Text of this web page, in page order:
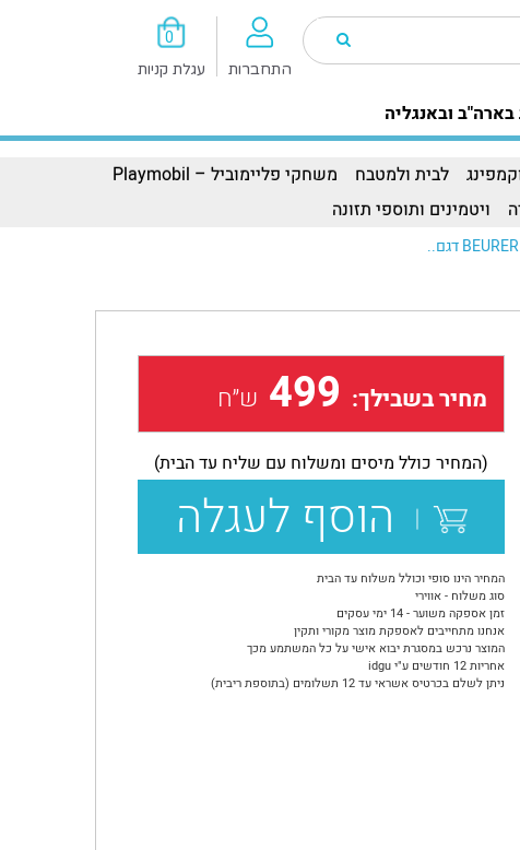
0
עגלת קניות התחברות
ובאנגליה
לבית ולמטבח
משחקי פליימוביל – Playmobil
ויטמינים ותוספי תזונה
מחיר בשבילך: 499 ש״ח
(המחיר כולל מיסים ומשלוח עם שליח עד הבית)
הוסף לעגלה
המחיר הינו סופי וכולל משלוח עד הבית
סוג משלוח - אווירי
זמן אספקה משוער - 14 ימי עסקים
אנחנו מתחייבים לאספקת מוצר מקורי ותקין
המוצר נרכש במסגרת יבוא אישי על כל המשתמע מכך
אחריות 12 חודשים ע"י idgu
ניתן לשלם בכרטיס אשראי עד 12 תשלומים (בתוספת ריבית)